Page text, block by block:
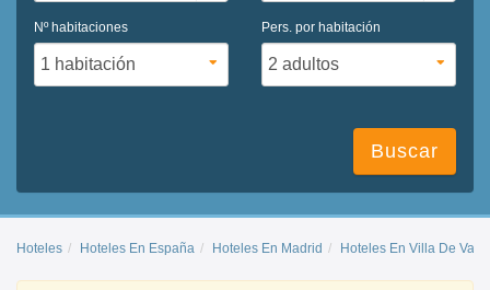
Nº habitaciones Pers. por habitación
Buscar
Hoteles Hoteles En España Hoteles En Madrid Hoteles En Villa De